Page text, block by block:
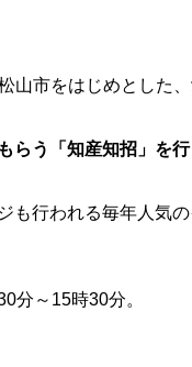
山市をはじめとした
らう「知産知招」を
も行われる毎年人気
分～15時30分。